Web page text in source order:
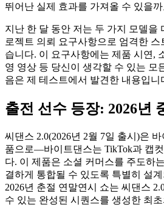
뛰어난 실제 효과를 가져올 수 있을까
지난 한 달 동안 저는 두 가지 모델을
로젝트 의뢰 요구사항으로 엄격한
습니다. 이 요구사항에는 제품 시연,
영 영상 등 당신이 생각할 수 있는 모
음은 제 테스트에서 발견한 내용입니
출전 선수 등장: 2026년
씨댄스 2.0(2026년 2월 7일 출시)은
품으로—바이트댄스는 TikTok과 캡컷
다. 이 제품은 소셜 커머스를 주도하
결하게 통합될 수 있도록 특별히 설
2026년 춘절 연말연시 쇼는 씨댄스
수 있는 완성된 시퀀스를 생성한 최